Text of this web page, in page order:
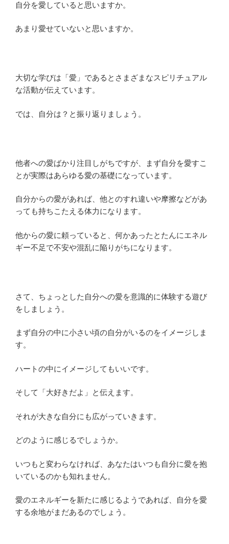
自分を愛していると思いますか。
あまり愛せていないと思いますか。
大切な学びは「愛」であるとさまざまなスピリチュアル
な活動が伝えています。
では、自分は？と振り返りましょう。
他者への愛ばかり注目しがちですが、まず自分を愛すこ
とが実際はあらゆる愛の基礎になっています。
自分からの愛があれば、他とのすれ違いや摩擦などがあ
っても持ちこたえる体力になります。
他からの愛に頼っていると、何かあったとたんにエネル
ギー不足で不安や混乱に陥りがちになります。
さて、ちょっとした自分への愛を意識的に体験する遊び
をしましょう。
まず自分の中に小さい頃の自分がいるのをイメージしま
す。
ハートの中にイメージしてもいいです。
そして「大好きだよ」と伝えます。
それが大きな自分にも広がっていきます。
どのように感じるでしょうか。
いつもと変わらなければ、あなたはいつも自分に愛を抱
いているのかも知れません。
愛のエネルギーを新たに感じるようであれば、自分を愛
する余地がまだあるのでしょう。